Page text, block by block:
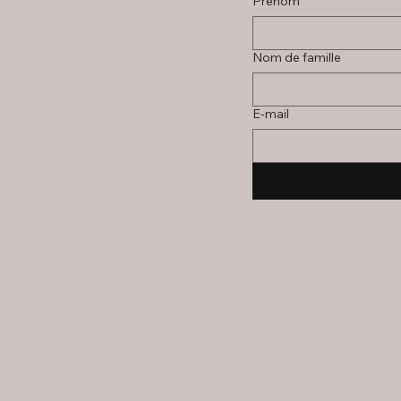
Nom de famille
E‑mail